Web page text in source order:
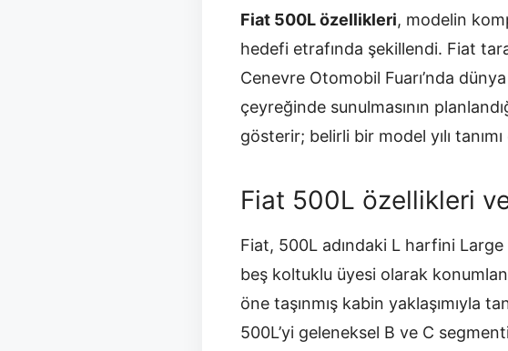
Fiat 500L özellikleri, modelin
hedefi etrafında şekillendi. Fiat
Cenevre Otomobil Fuarı’nda
çeyreğinde sunulmasının
gösterir; belirli bir model yılı
Fiat 500L özellikleri
Fiat, 500L adındaki L harfini
beş koltuklu üyesi olarak
öne taşınmış kabin yaklaşımıyla
500L’yi geleneksel B ve C